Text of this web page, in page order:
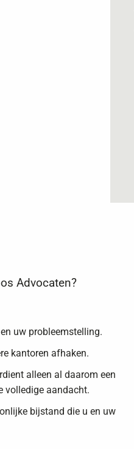
Advocaten?
uw probleemstelling.
kantoren afhaken.
alleen al daarom een
volledige aandacht.
bijstand die u en uw